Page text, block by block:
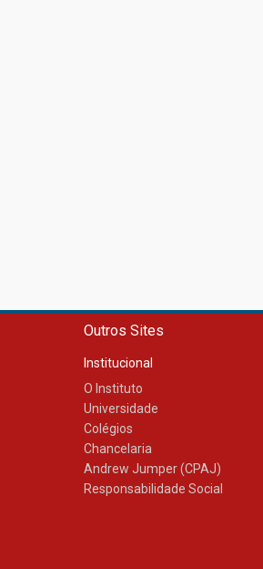
Outros Sites
Institucional
O Instituto
Universidade
Colégios
Chancelaria
Andrew Jumper (CPAJ)
Responsabilidade Social